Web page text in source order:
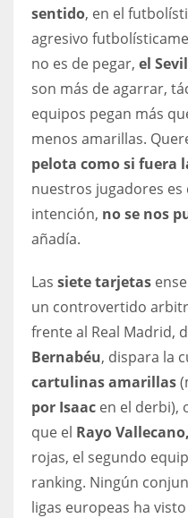
NE
16
OAK
19
MIA
17
DAL
22
WSH
26
sentido, en el
agresivo
no es de pegar, el
son más de agarrar,
equipos pegan más
menos amarillas.
pelota como si fuera
nuestros jugadores es
intención, no se nos
añadía.
Las siete tarjetas
un controvertido
frente al Real Madrid,
Bernabéu, dispara la
cartulinas amarillas
por Isaac en el derbi),
que el Rayo
rojas, el segundo
ranking. Ningún
ligas europeas ha